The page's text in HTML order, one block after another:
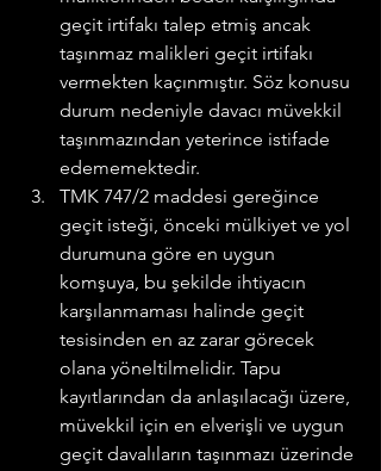
geçit irtifakı talep etmiş ancak
taşınmaz malikleri geçit irtifakı
vermekten kaçınmıştır. Söz konusu
durum nedeniyle davacı müvekkil
taşınmazından yeterince istifade
edememektedir.
TMK 747/2 maddesi gereğince
geçit isteği, önceki mülkiyet ve yol
durumuna göre en uygun
komşuya, bu şekilde ihtiyacın
karşılanmaması halinde geçit
tesisinden en az zarar görecek
olana yöneltilmelidir. Tapu
kayıtlarından da anlaşılacağı üzere,
müvekkil için en elverişli ve uygun
geçit davalıların taşınmazı üzerinde